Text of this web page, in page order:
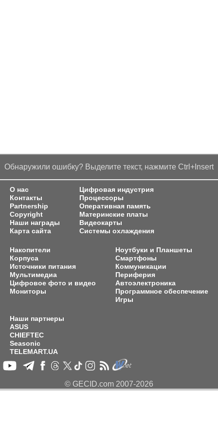
Обнаружили ошибку? Выделите текст, нажмите Ctrl+Insert
О нас
Контакты
Partnership
Copyright
Наши награды
Карта сайта
Цифровая индустрия
Процессоры
Оперативная память
Материнские платы
Видеокарты
Системы охлаждения
Накопители
Корпуса
Источники питания
Мультимедиа
Цифровое фото и видео
Мониторы
Ноутбуки и Планшеты
Смартфоны
Коммуникации
Периферия
Автоэлектроника
Программное обеспечение
Игры
Наши партнеры
ASUS
CHIEFTEC
Seasonic
TELEMART.UA
© GECID.com 2007-2026